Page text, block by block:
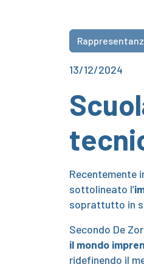
13/12/2024
Recentemente
sottolineato l’
soprattutto in
Secondo De
il mondo
ridefinendo il